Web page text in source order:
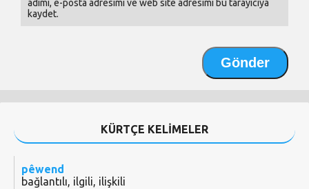
adımı, e-posta adresimi ve web site adresimi bu tarayıcıya
kaydet.
KÜRTÇE KELİMELER
pêwend
bağlantılı, ilgili, ilişkili